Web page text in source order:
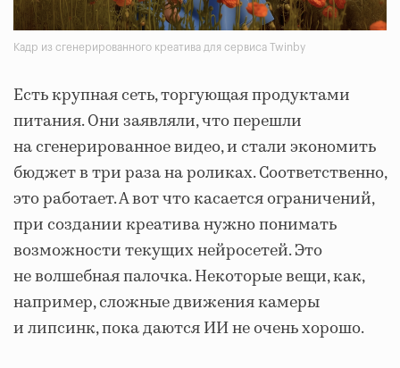
Кадр из сгенерированного креатива для сервиса Twinby
Есть крупная сеть, торгующая продуктами
питания. Они заявляли, что перешли
на сгенерированное видео, и стали экономить
бюджет в три раза на роликах. Соответственно,
это работает. А вот что касается ограничений,
при создании креатива нужно понимать
возможности текущих нейросетей. Это
не волшебная палочка. Некоторые вещи, как,
например, сложные движения камеры
и липсинк, пока даются ИИ не очень хорошо.